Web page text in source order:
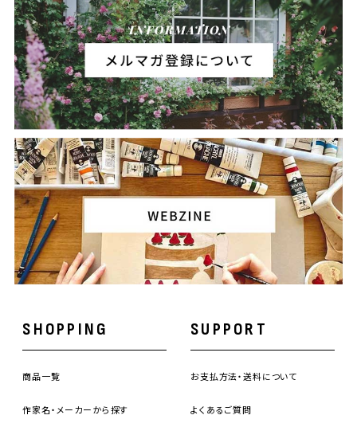
SHOPPING
商品一覧
作家名・メーカーから探す
SUPPORT
お支払方法・送料について
よくあるご質問